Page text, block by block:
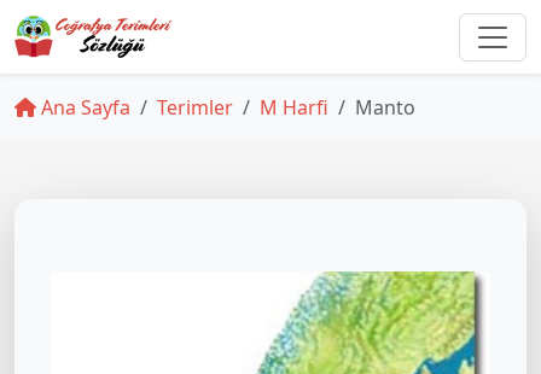
Ana Sayfa Terimler M Harfi Manto